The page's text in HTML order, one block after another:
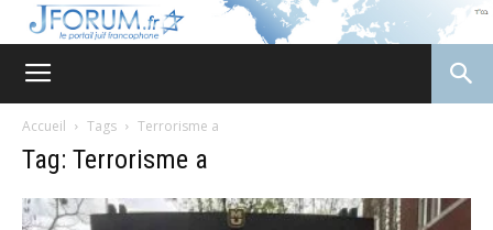
Accueil Tags Terrorisme a
Tag: Terrorisme a